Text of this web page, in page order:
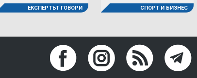
ЕКСПЕРТЪТ ГОВОРИ СПОРТ И БИЗНЕС